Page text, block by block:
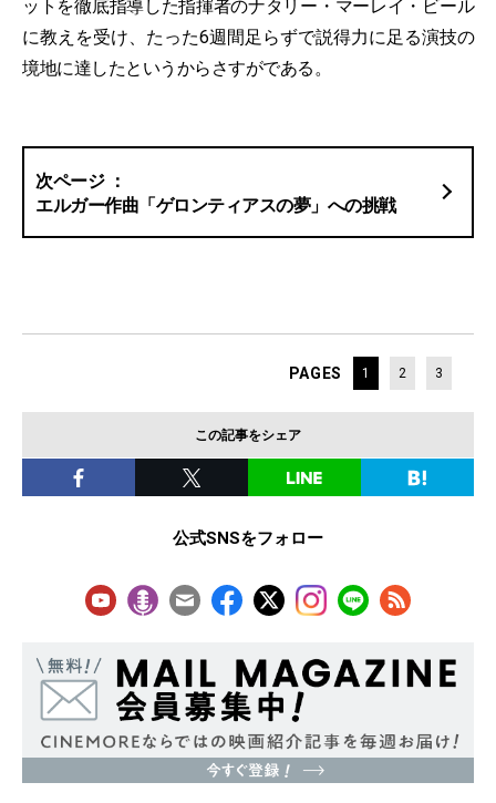
ットを徹底指導した指揮者のナタリー・マーレイ・ビール
に教えを受け、たった6週間足らずで説得力に足る演技の
境地に達したというからさすがである。
エルガー作曲「ゲロンティアスの夢」への挑戦
PAGES 1 2 3
この記事をシェア
公式SNSをフォロー